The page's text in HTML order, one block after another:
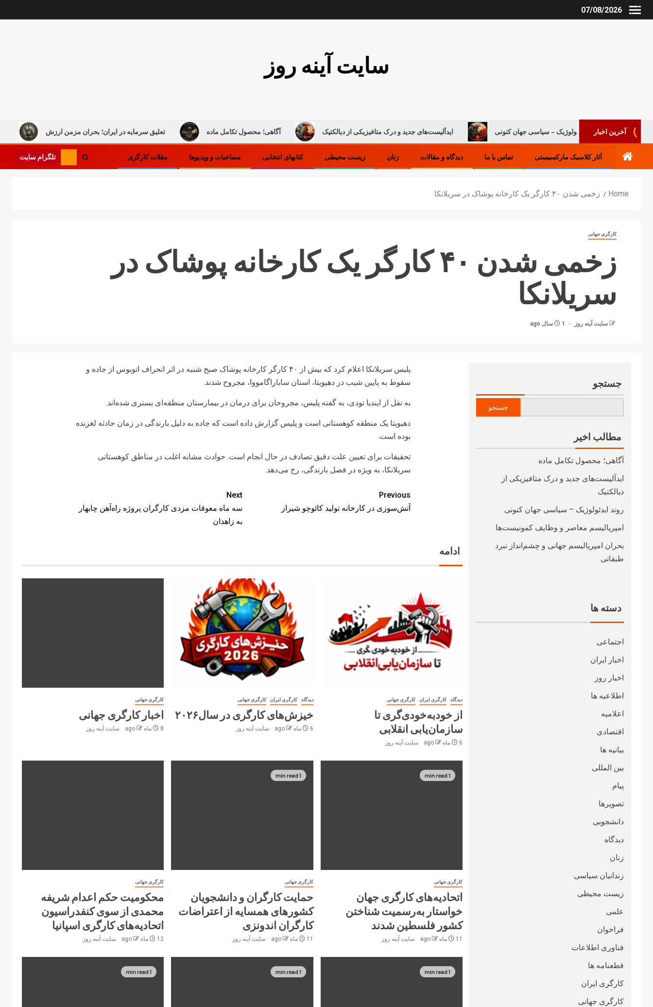
07/08/2026
سایت آینه روز
آخرین اخبار کار در تعلیق سرمایه در ایران؛ بحران مزمن ارزش آگاهی؛ محصول تکامل ماده ایدآلیست‌های جدید و درک متافیزیکی از دیالکتیک روند ایدئولوژیک – سیاسی جهان کنونی
آثار کلاسیک مارکسیستی تماس با ما دیدگاه و مقالات زنان زیست محیطی کتابهای انتخابی مصاحبات و ویدیوها مقلات کارگری تلگرام سایت
Home زخمی شدن ۴۰ کارگر یک کارخانه پوشاک در سریلانکا
کارگری جهانی
زخمی شدن ۴۰ کارگر یک کارخانه پوشاک در
سریلانکا
سایت آینه‌ روز 1 سال ago
پلیس سریلانکا اعلام کرد که بیش از ۴۰ کارگر کارخانه پوشاک صبح شنبه در اثر انحراف اتوبوس از جاده و
سقوط به پایین شیب در دهیویتا، استان ساباراگامووا، مجروح شدند.
به نقل از ایندیا تودی، به گفته پلیس، مجروحان برای درمان در بیمارستان منطقه‌ای بستری شده‌اند.
دهیویتا یک منطقه کوهستانی است و پلیس گزارش داده است که جاده به دلیل بارندگی در زمان حادثه لغزنده
بوده است.
تحقیقات برای تعیین علت دقیق تصادف در حال انجام است. حوادث مشابه اغلب در مناطق کوهستانی
سریلانکا، به ویژه در فصل بارندگی، رخ می‌دهد.
Previous
آتش‌سوزی در کارخانه تولید کائوچو شیراز
Next
سه ماه معوقات مزدی کارگران پروژه راه‌آهن چابهار
به زاهدان
ادامه
دیدگاه کارگری ایران کارگری جهانی
از خودبه‌خودی‌گری تا
سازمان‌یابی انقلابی
6 ماه ago سایت آینه‌ روز
دیدگاه کارگری ایران کارگری جهانی
خیزش‌های کارگری در سال۲۰۲۶
6 ماه ago سایت آینه‌ روز
کارگری جهانی
اخبار کارگری جهانی
8 ماه ago سایت آینه‌ روز
1 min read
کارگری جهانی
اتحادیه‌های کارگری جهان
خواستار به‌رسمیت شناختن
کشور فلسطین شدند
11 ماه ago سایت آینه‌ روز
1 min read
کارگری جهانی
حمایت کارگران و دانشجویان
کشورهای همسایه از اعتراضات
کارگران اندونزی
11 ماه ago سایت آینه‌ روز
کارگری جهانی
محکومیت حکم اعدام شریفه
محمدی از سوی کنفدراسیون
اتحادیه‌های کارگری اسپانیا
12 ماه ago سایت آینه‌ روز
1 min read
1 min read
1 min read
جستجو
جستجو
مطالب اخیر
آگاهی؛ محصول تکامل ماده
ایدآلیست‌های جدید و درک متافیزیکی از
دیالکتیک
روند ایدئولوژیک – سیاسی جهان کنونی
امپریالیسم معاصر و وظایف کمونیست‌ها
بحران امپریالیسم جهانی و چشم‌انداز نبرد
طبقاتی
دسته ها
اجتماعی
اخبار ایران
اخبار روز
اطلاعیه ها
اعلامیه
اقتصادی
بیانیه ها
بین المللی
پیام
تصویرها
دانشجویی
دیدگاه
زنان
زندانیان سیاسی
زیست محیطی
علمی
فراخوان
فناوری اطلاعات
قطعنامە ها
کارگری ایران
کارگری جهانی